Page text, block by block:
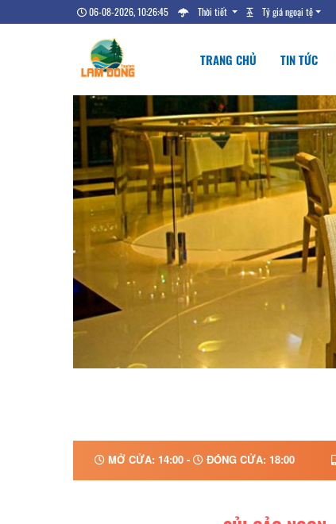
06-08-2026, 10:26:46 Thời tiết Tỷ giá ngoại tệ
TRANG CHỦ TIN TỨC
MỞ CỬA: 14:00 - ĐÓNG CỬA: 18:00